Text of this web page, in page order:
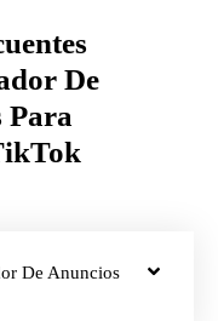
De
Para
De Anuncios